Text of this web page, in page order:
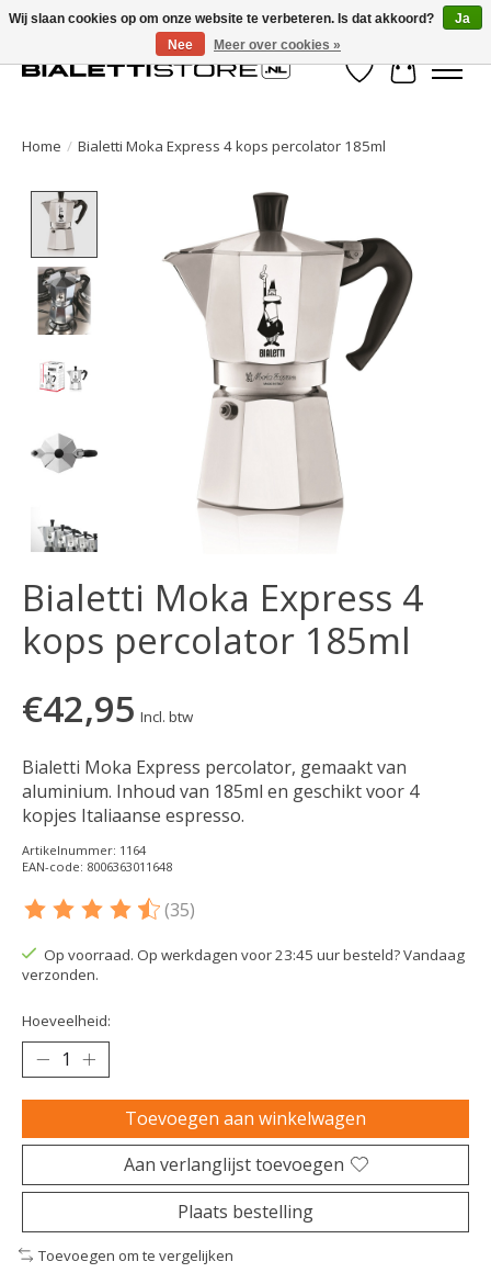
Verlanglijst
Home / Bialetti Moka Express 4 kops percolator 185ml
Product image slideshow Items
Bialetti Moka Express 4
kops percolator 185ml
€42,95 Incl. btw
Bialetti Moka Express percolator, gemaakt van
aluminium. Inhoud van 185ml en geschikt voor 4
kopjes Italiaanse espresso.
Artikelnummer: 1164
EAN-code: 8006363011648
De beoordeling van dit product is
(35)
Op voorraad. Op werkdagen voor 23:45 uur besteld? Vandaag
verzonden.
Hoeveelheid:
Toevoegen aan winkelwagen
Aan verlanglijst toevoegen
Plaats bestelling
Toevoegen om te vergelijken
Wij slaan cookies op om onze website te verbeteren. Is dat akkoord?
Ja
Nee
Meer over cookies »